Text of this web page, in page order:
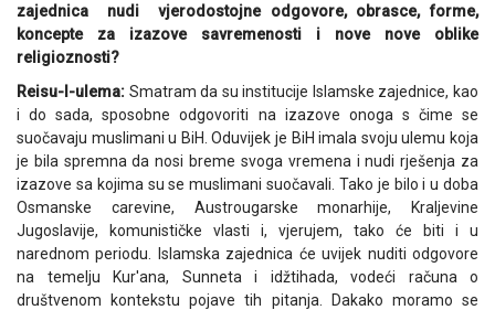
zajednica nudi vjerodostojne odgovore, obrasce, forme,
koncepte za izazove savremenosti i nove nove oblike
religioznosti?
Reisu-l-ulema: Smatram da su institucije Islamske zajednice, kao
i do sada, sposobne odgovoriti na izazove onoga s čime se
suočavaju muslimani u BiH. Oduvijek je BiH imala svoju ulemu koja
je bila spremna da nosi breme svoga vremena i nudi rješenja za
izazove sa kojima su se muslimani suočavali. Tako je bilo i u doba
Osmanske carevine, Austrougarske monarhije, Kraljevine
Jugoslavije, komunističke vlasti i, vjerujem, tako će biti i u
narednom periodu. Islamska zajednica će uvijek nuditi odgovore
na temelju Kur'ana, Sunneta i idžtihada, vodeći računa o
društvenom kontekstu pojave tih pitanja. Dakako moramo se